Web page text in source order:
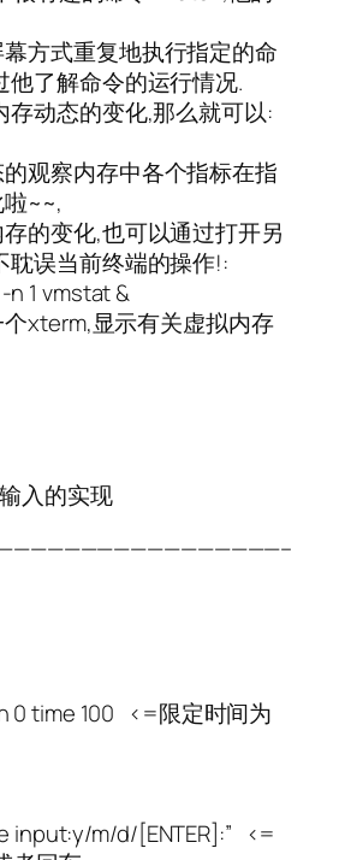
方式重复地执行指定的命
他了解命令的运行情况.
存动态的变化,那么就可以:
观察内存中各个指标在指
~~,
的变化,也可以通过打开另
耽误当前终端的操作!:
1 vmstat &
xterm,显示有关虚拟内存
入的实现
0 time 100 <=限定时间为
m/d/[ENTER]:” <=